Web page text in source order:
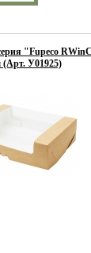
"Fupeco
(Арт. У01925)